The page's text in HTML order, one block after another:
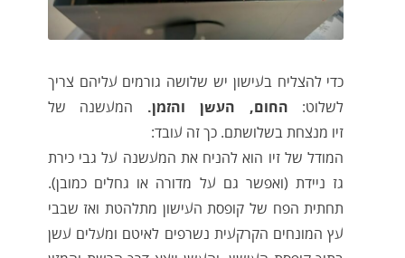
כדי להצליח בעישון יש שלושה גורמים עליהם צריך
לשלוט: החום, העשן והזמן. המעשנה של
זיו מנצחת בשלושתם. כך זה עובד:
המודל של זיו הוא להניח את המעשנה על גבי כירת
גז ניידת (ואפשר גם על מדורה או גחלים כמובן).
תחתית הפח של קופסת העישון מתלהטת ואז שבבי
עץ המונחים הקרקעית נשרפים לאיטם ומעלים עשן